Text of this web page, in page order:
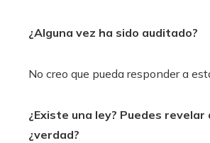
¿Alguna vez ha sido auditado?
No creo que pueda responder a
¿Existe una ley? Puedes
¿verdad?